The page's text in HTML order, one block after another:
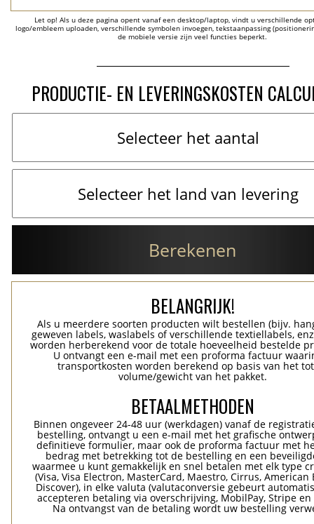
Let op! Als u deze pagina opent vanaf een desktop/laptop, vindt u verschillende
logo/embleem uploaden, verschillende symbolen invoegen, tekstaanpassing
de mobiele versie zijn veel functies beperkt.
PRODUCTIE- EN LEVERINGSKOSTEN
Berekenen
BELANGRIJK!
Als u meerdere soorten producten wilt bestellen (bijv.
geweven labels, waslabels of verschillende textiellabels,
worden herberekend voor de totale hoeveelheid bestelde
U ontvangt een e-mail met een proforma factuur
transportkosten worden berekend op basis van het
volume/gewicht van het pakket.
BETAALMETHODEN
Binnen ongeveer 24-48 uur (werkdagen) vanaf de
bestelling, ontvangt u een e-mail met het grafische
definitieve formulier, maar ook de proforma factuur met
bedrag met betrekking tot de bestelling en een
waarmee u kunt gemakkelijk en snel betalen met elk type
(Visa, Visa Electron, MasterCard, Maestro, Cirrus, American
Discover), in elke valuta (valutaconversie gebeurt
accepteren betaling via overschrijving, MobilPay, Stripe en
Na ontvangst van de betaling wordt uw bestelling